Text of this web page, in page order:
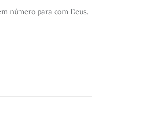
número para com Deus.